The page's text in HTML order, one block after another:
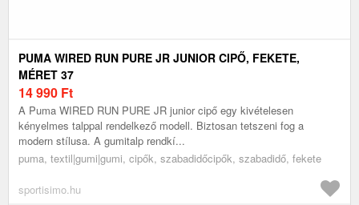
PUMA WIRED RUN PURE JR JUNIOR CIPŐ, FEKETE,
MÉRET 37
14 990 Ft
A Puma WIRED RUN PURE JR junior cipő egy kivételesen
kényelmes talppal rendelkező modell. Biztosan tetszeni fog a
modern stílusa. A gumitalp rendkí...
puma, textil|gumi|gumi, cipők, szabadidőcipők, szabadidő, fekete
sportisimo.hu